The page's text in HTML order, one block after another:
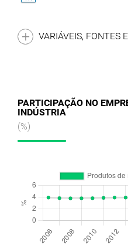
VARIÁVEIS, FONTES
PARTICIPAÇÃO NO
INDÚSTRIA
(%)